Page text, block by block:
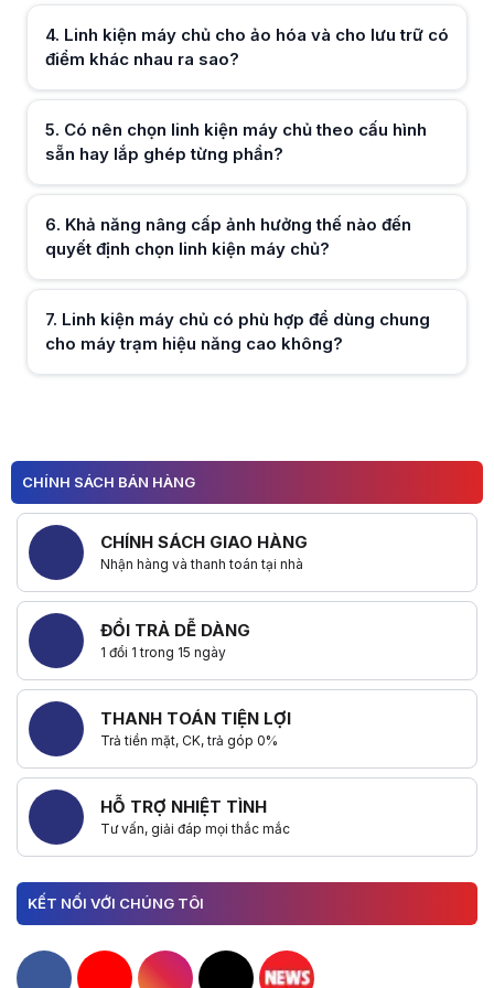
Hữu ích (0)
Hữu ích (0)
4. Linh kiện máy chủ cho ảo hóa và cho lưu trữ có
điểm khác nhau ra sao?
Hữu ích (0)
5. Có nên chọn linh kiện máy chủ theo cấu hình
sẵn hay lắp ghép từng phần?
Hữu ích (0)
6. Khả năng nâng cấp ảnh hưởng thế nào đến
quyết định chọn linh kiện máy chủ?
7. Linh kiện máy chủ có phù hợp để dùng chung
cho máy trạm hiệu năng cao không?
Hữu ích (0)
2
CHÍNH SÁCH BÁN HÀNG
CHÍNH SÁCH GIAO HÀNG
Nhận hàng và thanh toán tại nhà
ĐỔI TRẢ DỄ DÀNG
1 đổi 1 trong 15 ngày
THANH TOÁN TIỆN LỢI
Trả tiền mặt, CK, trả góp 0%
HỖ TRỢ NHIỆT TÌNH
Tư vấn, giải đáp mọi thắc mắc
KẾT NỐI VỚI CHÚNG TÔI